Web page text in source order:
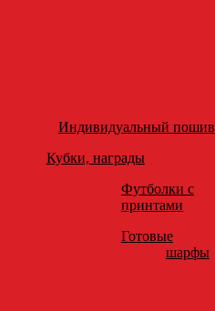
Индивидуальный пошив
Кубки, награды
Футболки с
принтами
Готовые
шарфы